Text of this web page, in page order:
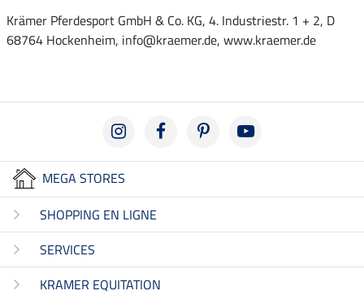
Krämer Pferdesport GmbH & Co. KG, 4. Industriestr. 1 + 2, D
68764 Hockenheim, info@kraemer.de, www.kraemer.de
MEGA STORES
SHOPPING EN LIGNE
SERVICES
KRAMER EQUITATION